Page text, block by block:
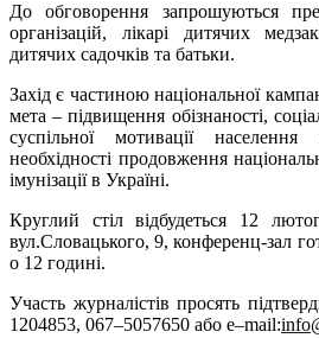
До обговорення запрошуються
організацій, лікарі дитячих
дитячих садочків та батьки.
Захід є частиною національної
мета –підвищення обізнаності,
суспільної мотивації
необхідності продовження
імунізації в Україні.
Круглий стіл відбудеться 12
вул.Словацького, 9, конференц-зал
о 12 годині.
Участь журналістів просять
1204853, 067–5057650 або e–mail:info